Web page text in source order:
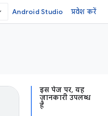
Android Studio प्रवेश करें
इस पेज पर, यह
जानकारी उपलब्ध
है